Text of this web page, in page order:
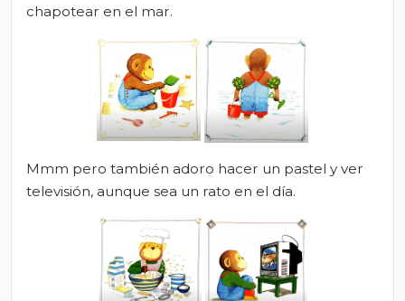
chapotear en el mar.
Mmm pero también adoro hacer un pastel y ver
televisión, aunque sea un rato en el día.